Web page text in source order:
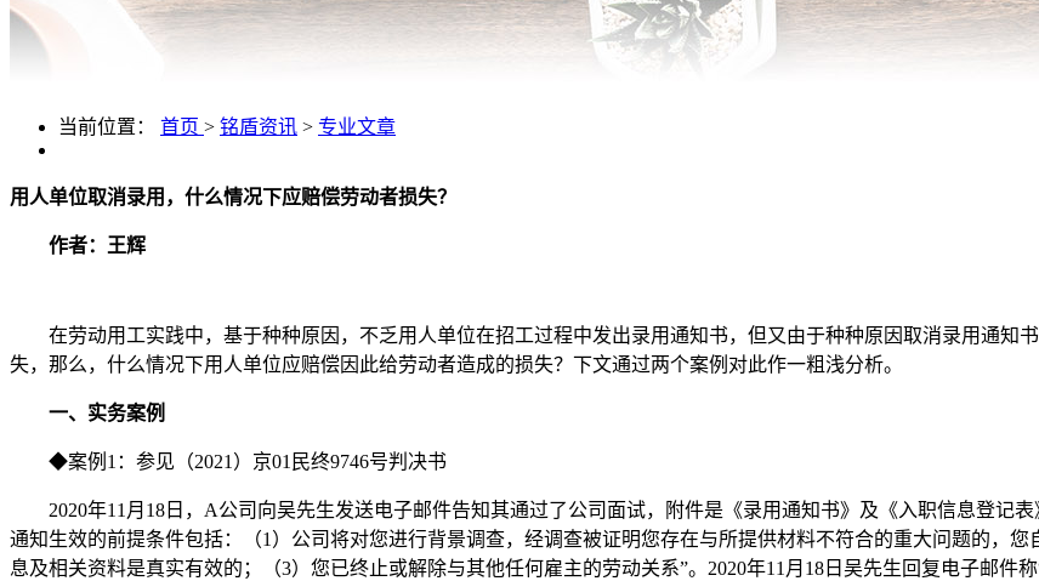
当前位置： 首页 > 铭盾资讯 > 专业文章
用人单位取消录用，什么情况下应赔偿劳动者损失？
作者：王辉
在劳动用工实践中，基于种种原因，不乏用人单位在招工过程中发出录用通知书，但又由于种种原因取消录用通知
失，那么，什么情况下用人单位应赔偿因此给劳动者造成的损失？下文通过两个案例对此作一粗浅分析。
一、实务案例
◆案例 1 ： 参见（2021）京01 民终9746号判决书
2020年1 1 月 18 日， A公司向吴先生发送电子邮件告知其通过了公司面试，附件是《录用通知书》及《入职信息登记
通知生效的前提条件包括：（1）公司将对您进行背景调查，经调查被证明您存在与所提供材料不符合的重大问题的，
息及相关资料是真实有效的；（3）您已终止或解除与其他任何雇主的劳动关系”。2020年11月18日吴先生回复电子邮件